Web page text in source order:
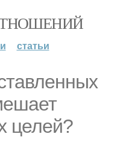
статьи
целей?